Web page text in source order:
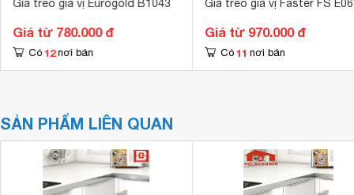
Giá treo gia vị Eurogold B1043
Giá từ 780.000 đ
Có 12 nơi bán
Giá treo gia vị Faster FS
Giá từ 970.000 đ
Có 11 nơi bán
SẢN PHẨM LIÊN QUAN